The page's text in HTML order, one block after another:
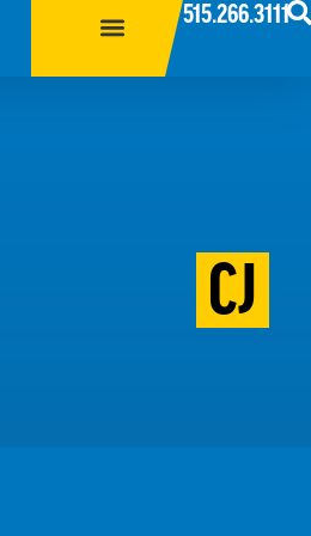
515.266.3111
CJ